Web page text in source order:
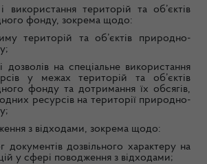
територій та об’єктів
фонду, зокрема щодо:
територій та об’єктів природно-
і дозволів на спеціальне використання
у межах територій та об’єктів
фонду та дотримання їх обсягів,
ресурсів на території природно-
з відходами, зокрема щодо:
документів дозвільного характеру на
у сфері поводження з відходами;